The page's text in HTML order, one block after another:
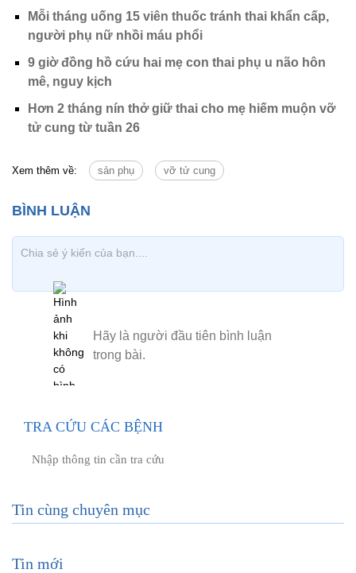
Mỗi tháng uống 15 viên thuốc tránh thai khẩn cấp,
người phụ nữ nhồi máu phổi
9 giờ đồng hồ cứu hai mẹ con thai phụ u não hôn
mê, nguy kịch
Hơn 2 tháng nín thở giữ thai cho mẹ hiếm muộn vỡ
tử cung từ tuần 26
Xem thêm về: sản phụ vỡ tử cung
TRA CỨU CÁC BỆNH
Tin cùng chuyên mục
Tin mới